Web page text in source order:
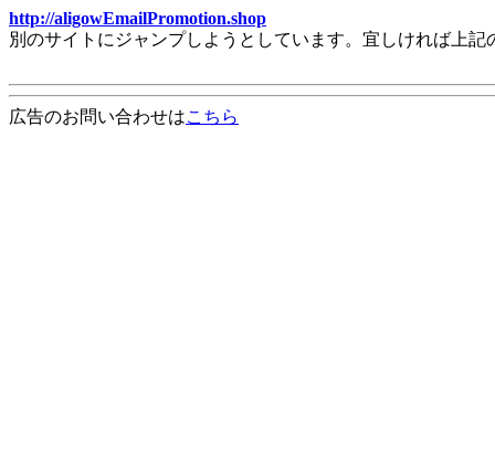
http://aligowEmailPromotion.shop
別のサイトにジャンプしようとしています。宜しければ上
広告のお問い合わせはこちら